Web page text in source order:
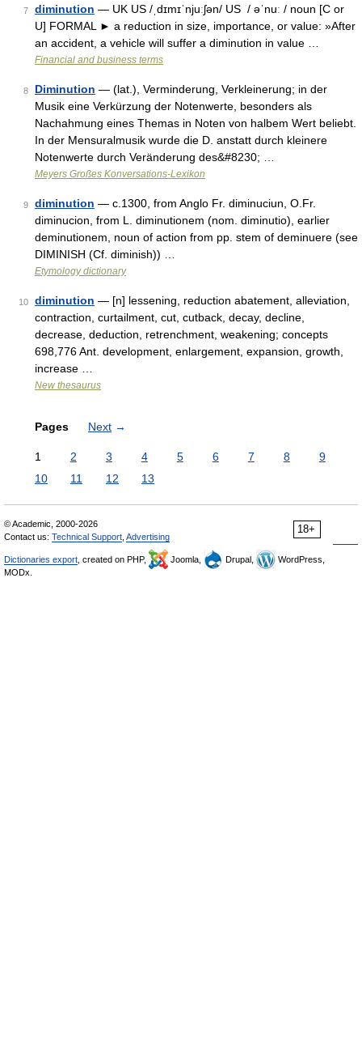
7 diminution — UK US /ˌdɪmɪˈnjuːʃən/ US / əˈnuː / noun [C or
U] FORMAL ► a reduction in size, importance, or value: »After
an accident, a vehicle will suffer a diminution in value …
Financial and business terms
8 Diminution — (lat.), Verminderung, Verkleinerung; in der
Musik eine Verkürzung der Notenwerte, besonders als
Nachahmung eines Themas in Noten von halbem Wert beliebt.
In der Mensuralmusik wurde die D. anstatt durch kleinere
Notenwerte durch Veränderung des&#8230; …
Meyers Großes Konversations-Lexikon
9 diminution — c.1300, from Anglo Fr. diminuciun, O.Fr.
diminucion, from L. diminutionem (nom. diminutio), earlier
deminutionem, noun of action from pp. stem of deminuere (see
DIMINISH (Cf. diminish)) …
Etymology dictionary
10 diminution — [n] lessening, reduction abatement, alleviation,
contraction, curtailment, cut, cutback, decay, decline,
decrease, deduction, retrenchment, weakening; concepts
698,776 Ant. development, enlargement, expansion, growth,
increase …
New thesaurus
Pages Next →
1 2 3 4 5 6 7 8
9
10
11 12 13
18+
© Academic, 2000-2026
Contact us: Technical Support Advertising
Dictionaries export , created on PHP, Joomla, Drupal,
WordPress,
MODx.